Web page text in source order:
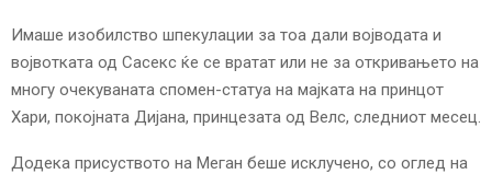
E
N
Имаше изобилство шпекулации за тоа дали војводата и
војвотката од Сасекс ќе се вратат или не за откривањето на
многу очекуваната спомен-статуа на мајката на принцот
Хари, покојната Дијана, принцезата од Велс, следниот месец.
Додека присуството на Меган беше исклучено, со оглед на